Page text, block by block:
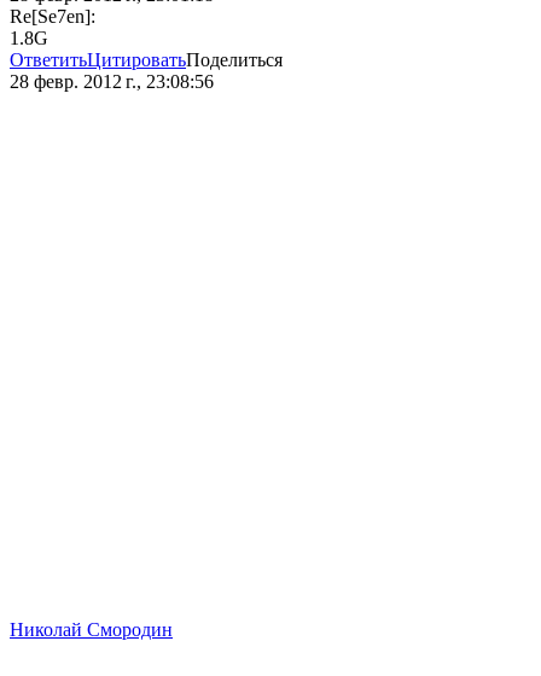
Re[Se7en]:
1.8G
ОтветитьЦитироватьПоделиться
28 февр. 2012 г., 23:08:56
Николай Смородин